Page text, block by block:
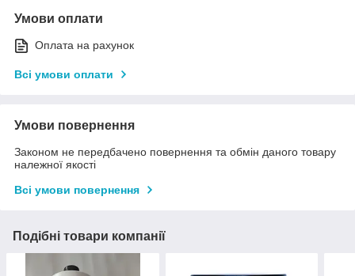
Умови оплати
Оплата на рахунок
Всі умови оплати
Умови повернення
Законом не передбачено повернення та обмін даного товару
належної якості
Всі умови повернення
Подібні товари компанії